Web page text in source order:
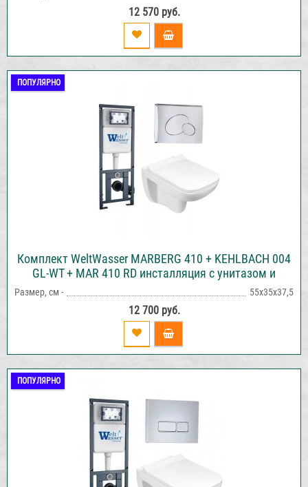
12 570 руб.
ПОПУЛЯРНО
Комплект WeltWasser MARBERG 410 + KEHLBACH 004
GL-WT + MAR 410 RD инсталляция с унитазом и
Размер, см - 55х35х37,5
12 700 руб.
ПОПУЛЯРНО